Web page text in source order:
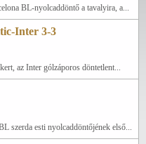
BL-nyolcaddöntő a tavalyira, a...
Inter 3-3
az Inter gólzáporos döntetlent...
szerda esti nyolcaddöntőjének első...